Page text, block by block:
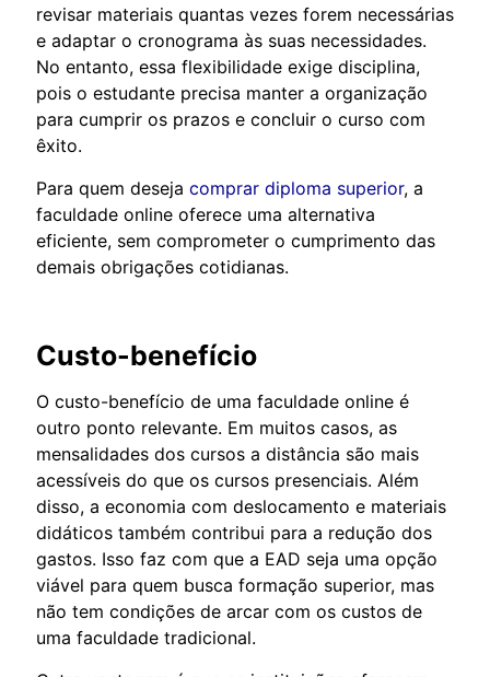
revisar materiais quantas vezes forem necessárias
e adaptar o cronograma às suas necessidades.
No entanto, essa flexibilidade exige disciplina,
pois o estudante precisa manter a organização
para cumprir os prazos e concluir o curso com
êxito.
Para quem deseja comprar diploma superior, a
faculdade online oferece uma alternativa
eficiente, sem comprometer o cumprimento das
demais obrigações cotidianas.
Custo-benefício
O custo-benefício de uma faculdade online é
outro ponto relevante. Em muitos casos, as
mensalidades dos cursos a distância são mais
acessíveis do que os cursos presenciais. Além
disso, a economia com deslocamento e materiais
didáticos também contribui para a redução dos
gastos. Isso faz com que a EAD seja uma opção
viável para quem busca formação superior, mas
não tem condições de arcar com os custos de
uma faculdade tradicional.